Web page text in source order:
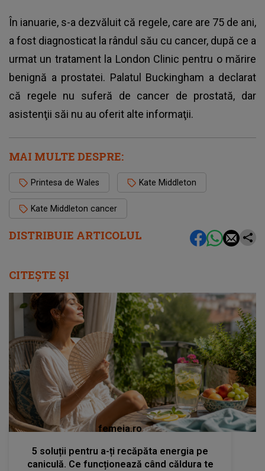
DISTRIBUIE ARTICOLUL
În ianuarie, s-a dezvăluit că regele, care are 75 de ani,
a fost diagnosticat la rândul său cu cancer, după ce a
urmat un tratament la London Clinic pentru o mărire
benignă a prostatei. Palatul Buckingham a declarat
că regele nu suferă de cancer de prostată, dar
asistenţii săi nu au oferit alte informaţii.
MAI MULTE DESPRE:
Printesa de Wales Kate Middleton
Kate Middleton cancer
CITEȘTE ȘI
femeia.ro
5 soluții pentru a-ți recăpăta energia pe
caniculă. Ce funcționează când căldura te